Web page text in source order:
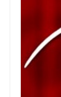
ВБФ